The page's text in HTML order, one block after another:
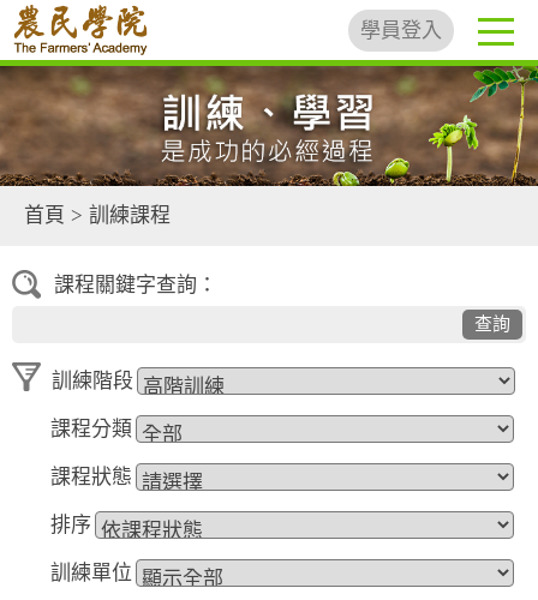
學員登入
首頁 > 訓練課程
課程關鍵字查詢：
查詢
訓練階段
課程分類
課程狀態
排序
訓練單位